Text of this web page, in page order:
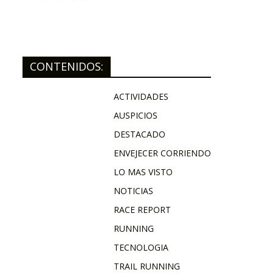
CONTENIDOS:
ACTIVIDADES
AUSPICIOS
DESTACADO
ENVEJECER CORRIENDO
LO MAS VISTO
NOTICIAS
RACE REPORT
RUNNING
TECNOLOGIA
TRAIL RUNNING